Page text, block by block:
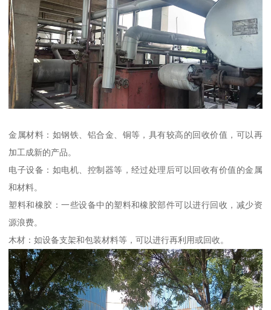
金属材料：如钢铁、铝合金、铜等，具有较高的回收价值，可以再
加工成新的产品。
电子设备：如电机、控制器等，经过处理后可以回收有价值的金属
和材料。
塑料和橡胶：一些设备中的塑料和橡胶部件可以进行回收，减少资
源浪费。
木材：如设备支架和包装材料等，可以进行再利用或回收。